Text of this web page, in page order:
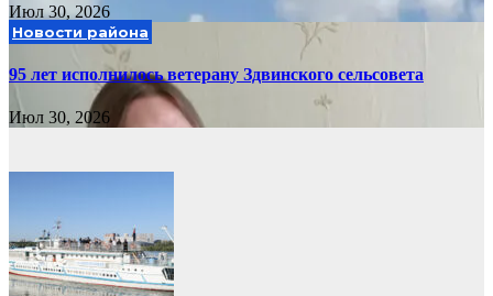
Июл 30, 2026
Новости района
95 лет исполнилось ветерану Здвинского сельсовета
Июл 30, 2026